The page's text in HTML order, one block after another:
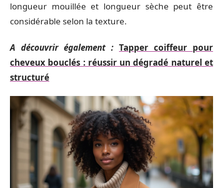
longueur mouillée et longueur sèche peut être
considérable selon la texture.
A découvrir également : Tapper coiffeur pour
cheveux bouclés : réussir un dégradé naturel et
structuré